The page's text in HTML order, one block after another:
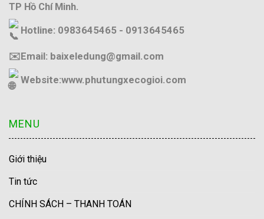
TP Hồ Chí Minh.
Hotline: 0983645465 - 0913645465
✉️Email: baixeledung@gmail.com
Website:www.phutungxecogioi.com
MENU
Giới thiệu
Tin tức
CHÍNH SÁCH – THANH TOÁN